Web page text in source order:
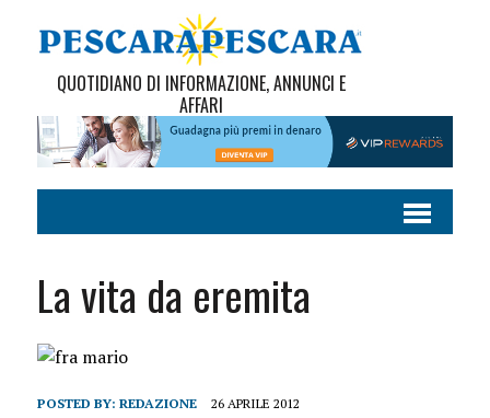
QUOTIDIANO DI INFORMAZIONE, ANNUNCI E
AFFARI
La vita da eremita
POSTED BY: REDAZIONE 26 APRILE 2012